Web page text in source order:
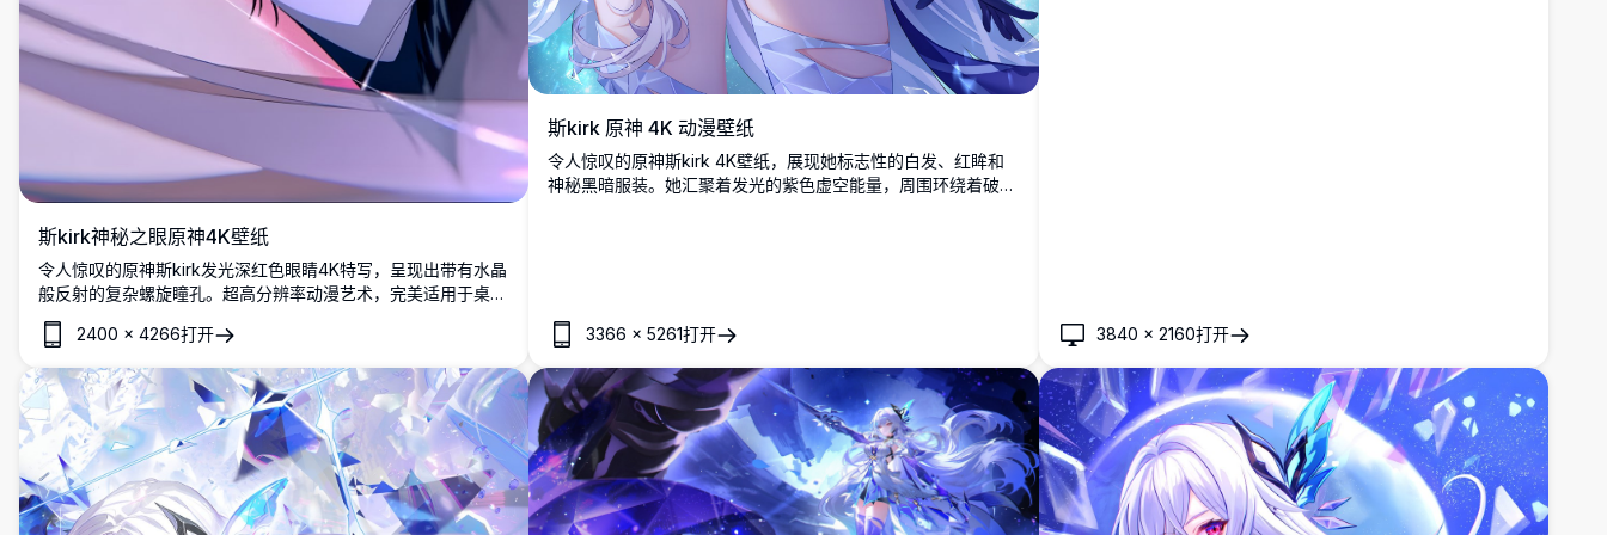
斯kirk神秘之眼原神4K壁纸
令人惊叹的原神斯kirk发光深红色眼睛4K特写，呈现出带有水晶
般反射的复杂螺旋瞳孔。超高分辨率动漫艺术，完美适用于桌面
和手机壁纸。
2400 × 4266打开
斯kirk 原神 4K 动漫壁纸
令人惊叹的原神斯kirk 4K壁纸，展现她标志性的白发、红眸和
神秘黑暗服装。她汇聚着发光的紫色虚空能量，周围环绕着破碎
3366 ×5261打开 3840 × 2160打开